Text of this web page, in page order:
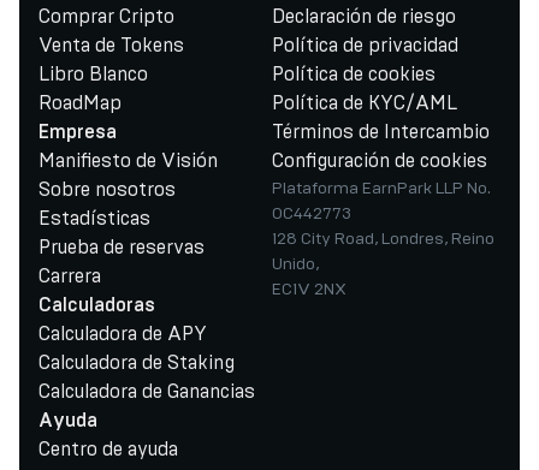
Comprar Cripto
Venta de Tokens
Libro Blanco
RoadMap
Empresa
Manifiesto de Visión
Sobre nosotros
Estadísticas
Prueba de reservas
Carrera
Calculadoras
Calculadora de APY
Calculadora de Staking
Calculadora de Ganancias
Ayuda
Centro de ayuda
Declaración de riesgo
Política de privacidad
Política de cookies
Política de KYC/AML
Términos de Intercambio
Configuración de cookies
Plataforma EarnPark LLP No.
OC442773
128 City Road, Londres, Reino
Unido,
EC1V 2NX